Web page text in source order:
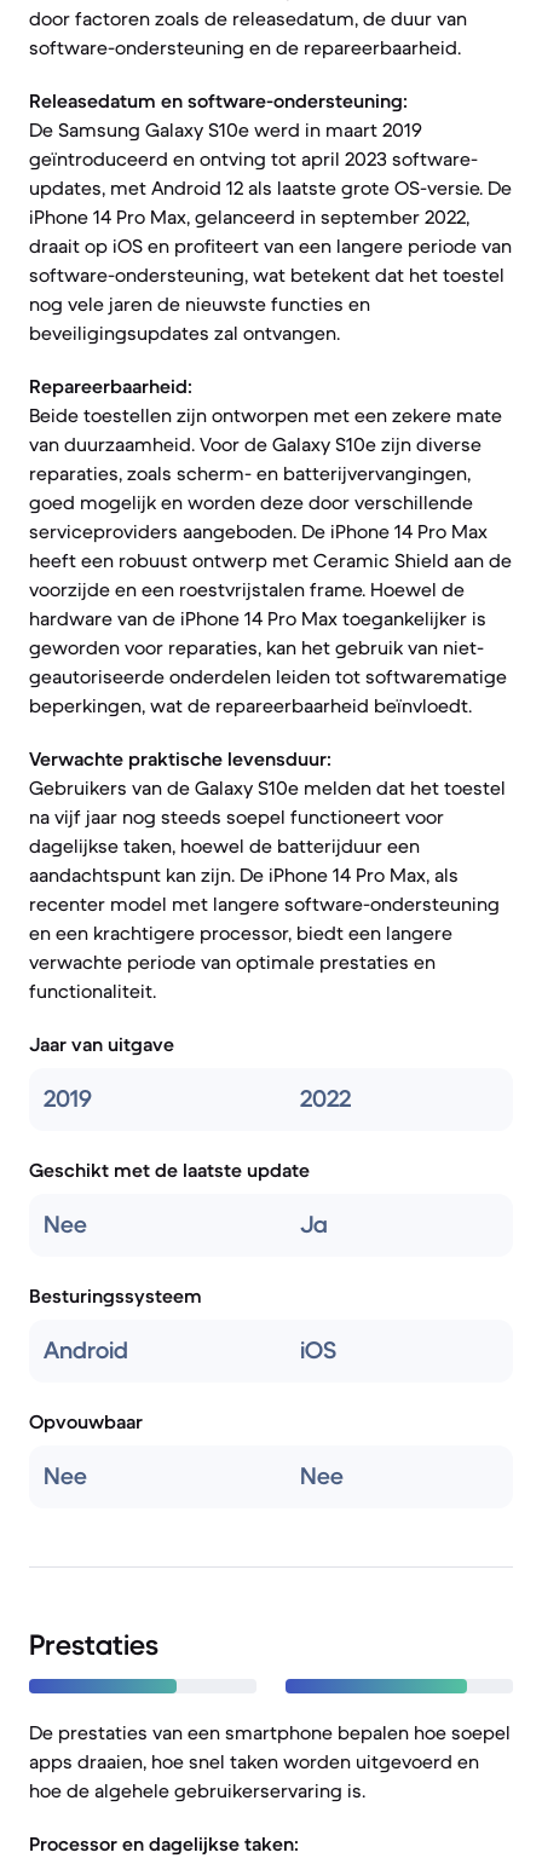
door factoren zoals de releasedatum, de duur van
software-ondersteuning en de repareerbaarheid.
Releasedatum en software-ondersteuning:
De Samsung Galaxy S10e werd in maart 2019
geïntroduceerd en ontving tot april 2023 software-
updates, met Android 12 als laatste grote OS-versie. De
iPhone 14 Pro Max, gelanceerd in september 2022,
draait op iOS en profiteert van een langere periode van
software-ondersteuning, wat betekent dat het toestel
nog vele jaren de nieuwste functies en
beveiligingsupdates zal ontvangen.
Repareerbaarheid:
Beide toestellen zijn ontworpen met een zekere mate
van duurzaamheid. Voor de Galaxy S10e zijn diverse
reparaties, zoals scherm- en batterijvervangingen,
goed mogelijk en worden deze door verschillende
serviceproviders aangeboden. De iPhone 14 Pro Max
heeft een robuust ontwerp met Ceramic Shield aan de
voorzijde en een roestvrijstalen frame. Hoewel de
hardware van de iPhone 14 Pro Max toegankelijker is
geworden voor reparaties, kan het gebruik van niet-
geautoriseerde onderdelen leiden tot softwarematige
beperkingen, wat de repareerbaarheid beïnvloedt.
Verwachte praktische levensduur:
Gebruikers van de Galaxy S10e melden dat het toestel
na vijf jaar nog steeds soepel functioneert voor
dagelijkse taken, hoewel de batterijduur een
aandachtspunt kan zijn. De iPhone 14 Pro Max, als
recenter model met langere software-ondersteuning
en een krachtigere processor, biedt een langere
verwachte periode van optimale prestaties en
functionaliteit.
Jaar van uitgave
2019 2022
Geschikt met de laatste update
Nee Ja
Besturingssysteem
Android iOS
Opvouwbaar
Nee Nee
Prestaties
De prestaties van een smartphone bepalen hoe soepel
apps draaien, hoe snel taken worden uitgevoerd en
hoe de algehele gebruikerservaring is.
Processor en dagelijkse taken: